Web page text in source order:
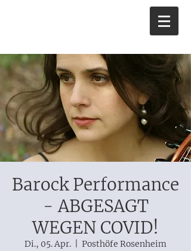
Barock Performance
- ABGESAGT
WEGEN COVID!
Di., 05. Apr.
Posthöfe Rosenheim